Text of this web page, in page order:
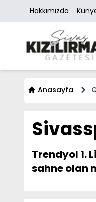
Hakkımızda
Anasayfa
Trendyol 1.
sahne olan